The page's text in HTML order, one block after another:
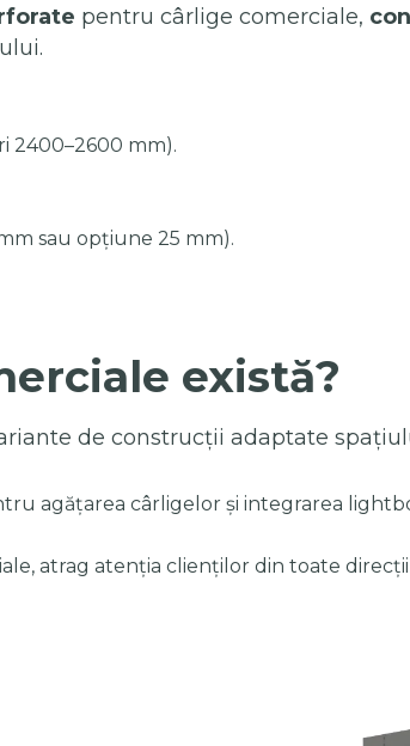
pentru cârlige comerciale,
2400–2600 mm).
sau opțiune 25 mm).
există?
de construcții adaptate
agățarea cârligelor și integrarea
atrag atenția clienților din toate